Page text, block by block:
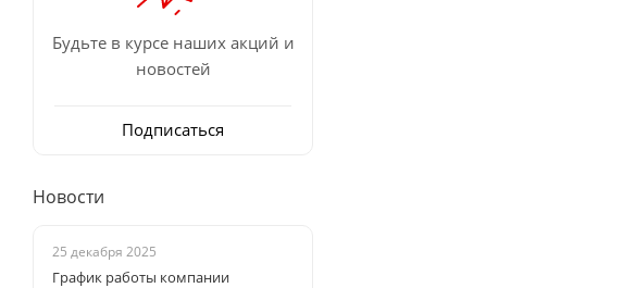
Будьте в курсе наших акций и
новостей
Подписаться
Новости
25 декабря 2025
График работы компании